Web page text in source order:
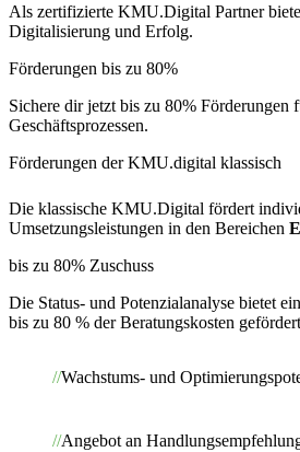
Als zertifizierte KMU.Digital Partner
Digitalisierung und Erfolg.
Förderungen bis zu 80%
Sichere dir jetzt bis zu 80%
Geschäftsprozessen.
Förderungen der KMU.digital klassisch
Die klassische KMU.Digital fördert
Umsetzungsleistungen in den Bereichen
bis zu 80% Zuschuss
Die Status- und Potenzialanalyse bietet
bis zu 80 % der Beratungskosten
Wachstums- und
Angebot an